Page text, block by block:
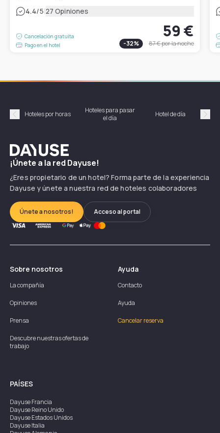
4.4/5|27 Opiniones
Cancelación gratuita
Pago en el hotel
59 €
-32% 87 €por la noche
Précédent
Hoteles por horas
Hoteles para pasar
el día
Hotel de día
Dayuse
¡Únete a la red Dayuse!
¿Eres propietario de un hotel? Forma parte de la experiencia
Dayuse y únete a nuestra red de hoteles colaboradores
Únete a nosotros! Acceso al portal
Sobre nosotros
La compañía
Opiniones
Prensa
Descubre nuestras ofertas de
trabajo
Ayuda
Contacto
Ayuda
Cancelar reserva
PAÍSES
DayuseFrancia
DayuseReino Unido
DayuseEstados Unidos
DayuseItalia